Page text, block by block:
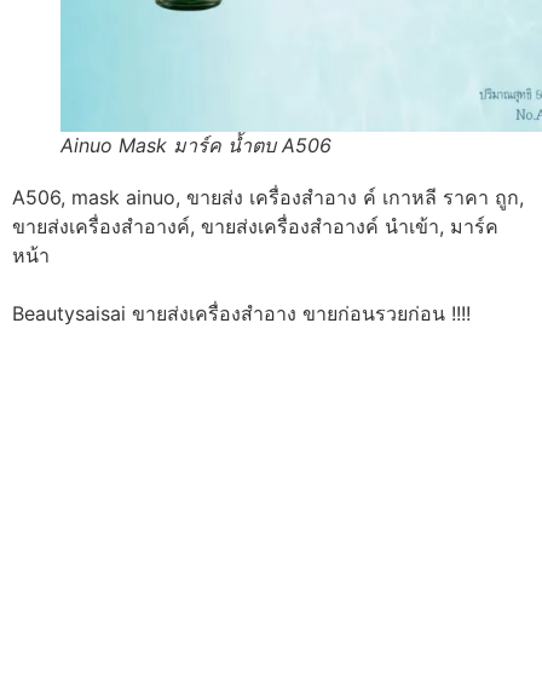
Ainuo Mask มาร์ค น้ำตบ A506
A506, mask ainuo, ขายส่ง เครื่องสำอาง ค์ เกาหลี ราคา ถูก,
ขายส่งเครื่องสำอางค์, ขายส่งเครื่องสำอางค์ นำเข้า, มาร์ค
หน้า
Beautysaisai ขายส่งเครื่องสำอาง ขายก่อนรวยก่อน !!!!